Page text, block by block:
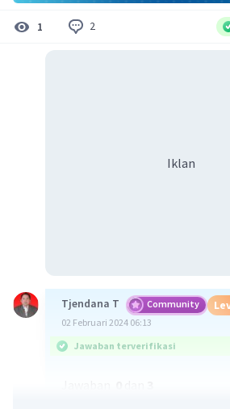
1 2
Iklan
Tjendana T Community
02 Februari 2024 06:13
Jawaban terverifikasi